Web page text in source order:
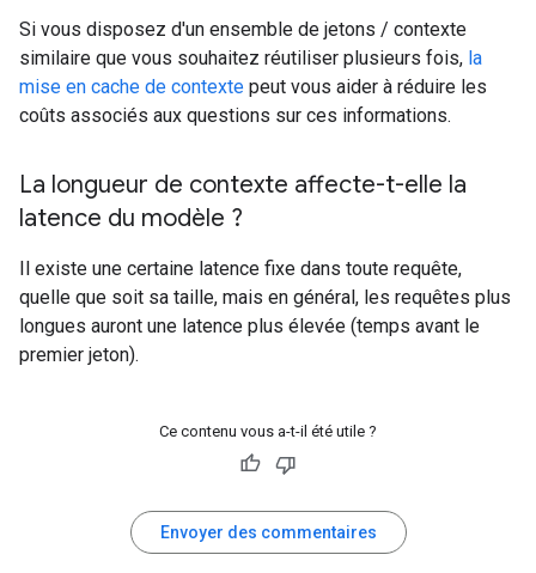
Si vous disposez d'un ensemble de jetons / contexte
similaire que vous souhaitez réutiliser plusieurs fois, la
mise en cache de contexte peut vous aider à réduire les
coûts associés aux questions sur ces informations.
La longueur de contexte affecte-t-elle la
latence du modèle ?
Il existe une certaine latence fixe dans toute requête,
quelle que soit sa taille, mais en général, les requêtes plus
longues auront une latence plus élevée (temps avant le
premier jeton).
Ce contenu vous a-t-il été utile ?
Envoyer des commentaires